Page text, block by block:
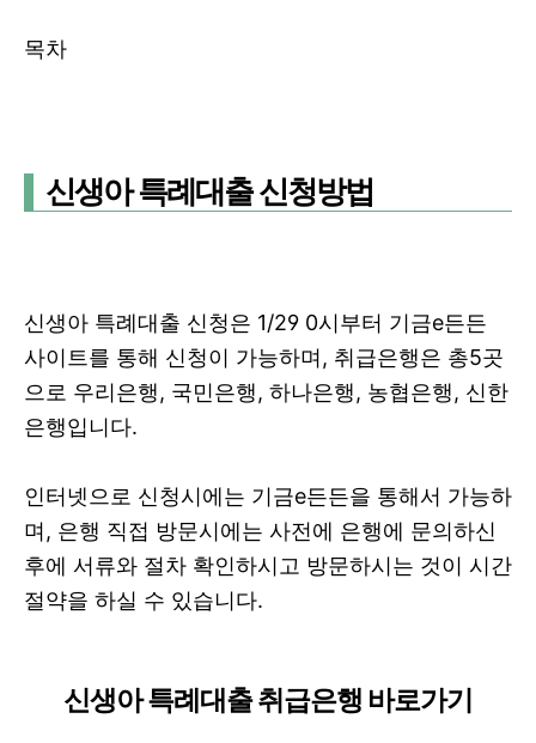
목차
신생아 특례대출 신청방법
신생아 특례대출 신청은 1/29 0시부터 기금e든든
사이트를 통해 신청이 가능하며, 취급은행은 총5곳
으로 우리은행, 국민은행, 하나은행, 농협은행, 신한
은행입니다.
인터넷으로 신청시에는 기금e든든을 통해서 가능하
며, 은행 직접 방문시에는 사전에 은행에 문의하신
후에 서류와 절차 확인하시고 방문하시는 것이 시간
절약을 하실 수 있습니다.
신생아 특례대출 취급은행 바로가기